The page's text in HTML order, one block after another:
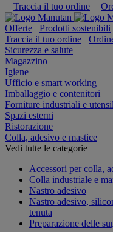
Traccia il tuo ordine
Offerte Prodotti sostenibili
Traccia il tuo ordine
Sicurezza e salute
Magazzino
Igiene
Ufficio e smart working
Imballaggio e contenitori
Forniture industriali e
Spazi esterni
Ristorazione
Colla, adesivo e mastice
Vedi tutte le categorie
Accessori per colla,
Colla industriale e
Nastro adesivo
Nastro adesivo,
tenuta
Preparazione delle